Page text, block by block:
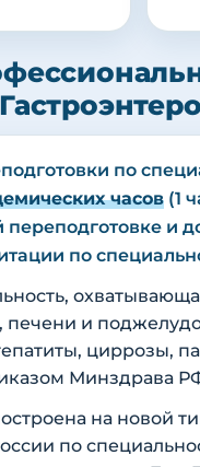
по
часов (1
и
по
печени и
циррозы,
Минздрава РФ
на новой
по